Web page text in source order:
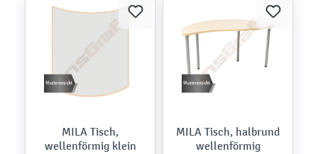
MILA Tisch,
wellenförmig klein
MILA Tisch, halbrund
wellenförmig